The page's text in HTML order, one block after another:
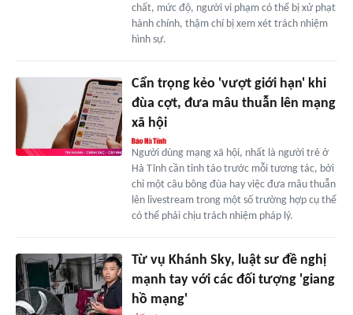
chất, mức độ, người vi phạm có thể bị xử phạt
hành chính, thậm chí bị xem xét trách nhiệm
hình sự.
Cẩn trọng kẻo 'vượt giới hạn' khi
đùa cợt, đưa mâu thuẫn lên mạng
xã hội
Người dùng mạng xã hội, nhất là người trẻ ở
Hà Tĩnh cần tỉnh táo trước mỗi tương tác, bởi
chỉ một câu bông đùa hay việc đưa mâu thuẫn
lên livestream trong một số trường hợp cụ thể
có thể phải chịu trách nhiệm pháp lý.
Từ vụ Khánh Sky, luật sư đề nghị
mạnh tay với các đối tượng 'giang
hồ mạng'